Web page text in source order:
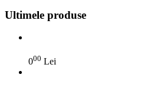
Ultimele produse
000 Lei